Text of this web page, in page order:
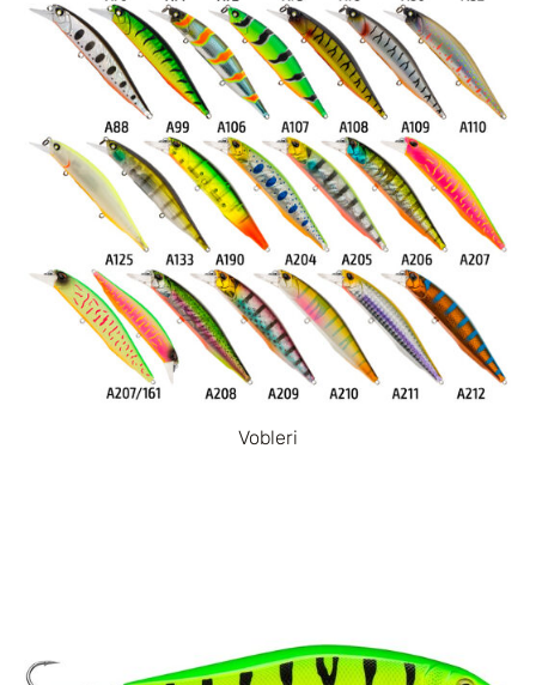
Vobleri